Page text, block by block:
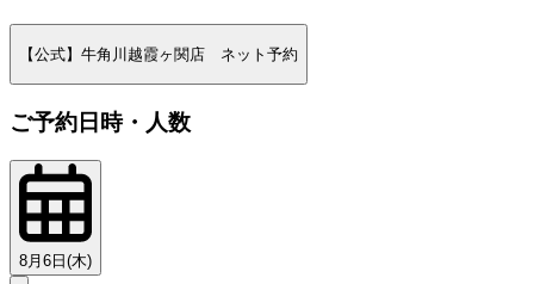
【公式】牛角川越霞ヶ関店 ネット予約
ご予約日時・人数
8月6日(木)